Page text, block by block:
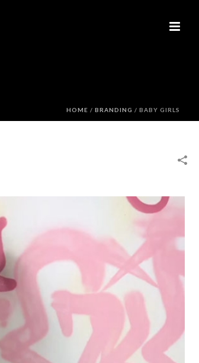
HOME / BRANDING / BABY GIRLS